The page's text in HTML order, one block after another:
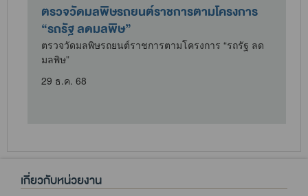
ตรวจวัดมลพิษรถยนต์ราชการตามโครงการ
“รถรัฐ ลดมลพิษ”
ตรวจวัดมลพิษรถยนต์ราชการตามโครงการ “รถรัฐ ลด
มลพิษ”
29 ธ.ค. 68
เกี่ยวกับหน่วยงาน